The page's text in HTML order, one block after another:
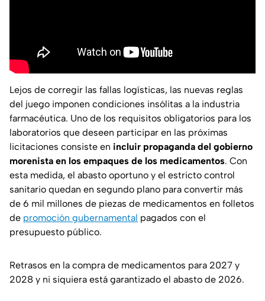
Lejos de corregir las fallas logísticas, las nuevas reglas
del juego imponen condiciones insólitas a la industria
farmacéutica. Uno de los requisitos obligatorios para los
laboratorios que deseen participar en las próximas
licitaciones consiste en incluir propaganda del gobierno
morenista en los empaques de los medicamentos. Con
esta medida, el abasto oportuno y el estricto control
sanitario quedan en segundo plano para convertir más
de 6 mil millones de piezas de medicamentos en folletos
de promoción gubernamental pagados con el
presupuesto público.
Retrasos en la compra de medicamentos para 2027 y
2028 y ni siquiera está garantizado el abasto de 2026.